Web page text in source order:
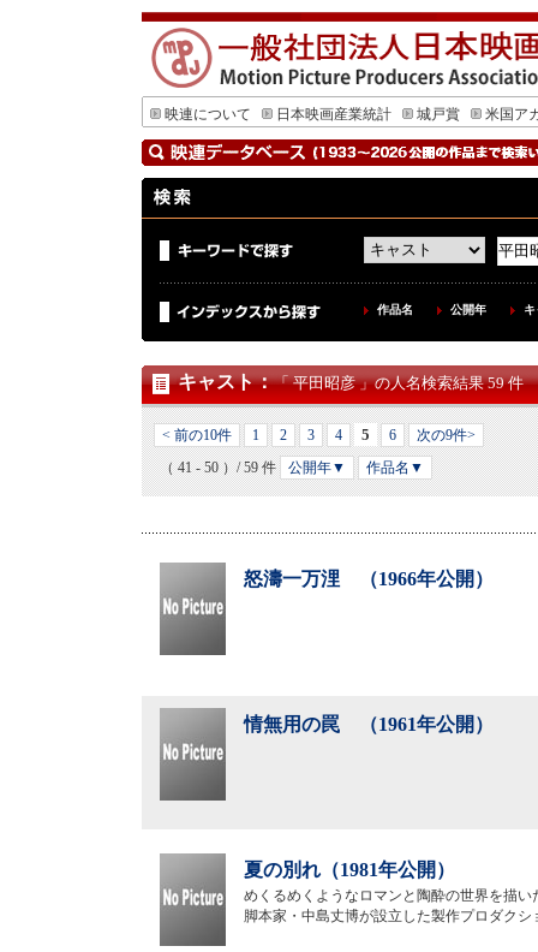
映連について 日本映画産業統計 城戸賞 米国ア
作品名 公開年
キャスト：「 平田昭彦 」の人名検索結果 59 件
< 前の10件 1 2 3 4 5 6
次の9件>
（ 41 - 50 ）/ 59 件
公開年▼ 作品名▼
怒濤一万浬 （1966年公開）
情無用の罠 （1961年公開）
夏の別れ（1981年公開）
めくるめくようなロマンと陶酔の世界を描
脚本家・中島丈博が設立した製作プロダクシ